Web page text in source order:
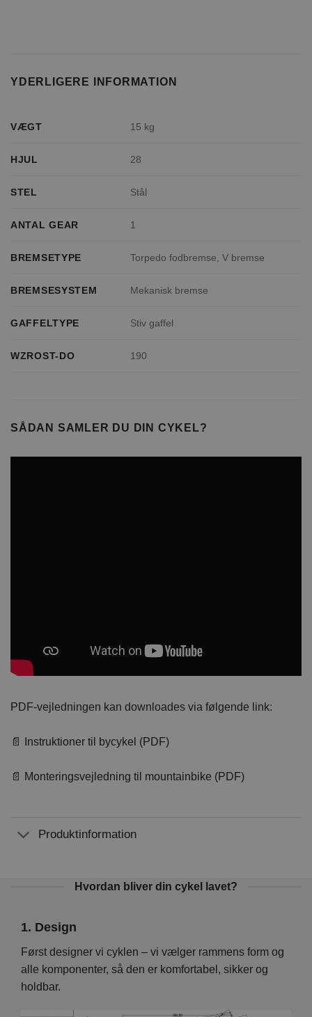
YDERLIGERE INFORMATION
VÆGT 15 kg
HJUL 28
STEL Stål
ANTAL GEAR 1
BREMSETYPE Torpedo fodbremse, V bremse
BREMSESYSTEM Mekanisk bremse
GAFFELTYPE Stiv gaffel
WZROST-DO 190
SÅDAN SAMLER DU DIN CYKEL?
PDF-vejledningen kan downloades via følgende link:
📄 Instruktioner til bycykel (PDF)
📄 Monteringsvejledning til mountainbike (PDF)
Produktinformation
Hvordan bliver din cykel lavet?
1. Design
Først designer vi cyklen – vi vælger rammens form og
alle komponenter, så den er komfortabel, sikker og
holdbar.